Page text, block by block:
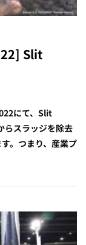
Slit
にて、Slit
らスラッジを除去
。つまり、産業プ